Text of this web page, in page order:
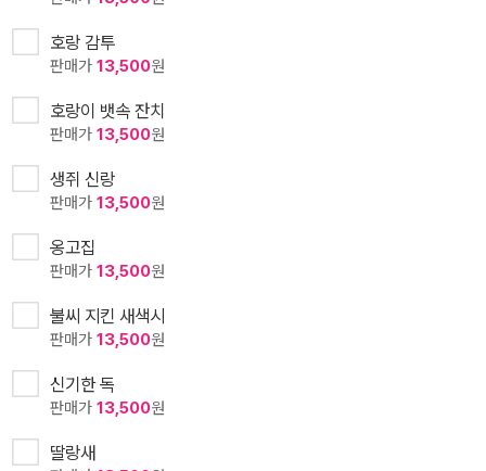
호랑 감투
판매가 13,500원
호랑이 뱃속 잔치
판매가 13,500원
생쥐 신랑
판매가 13,500원
옹고집
판매가 13,500원
불씨 지킨 새색시
판매가 13,500원
신기한 독
판매가 13,500원
딸랑새